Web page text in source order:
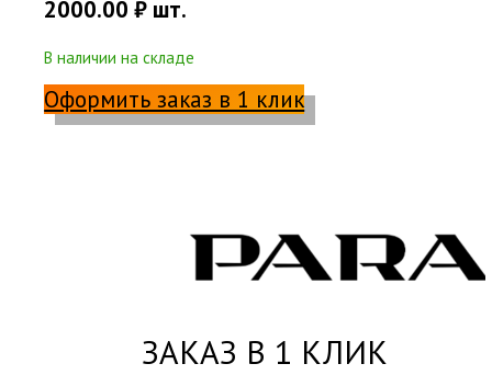
2000.00₽ шт.
В наличии на складе
Оформить заказ в 1 клик
ЗАКАЗ В 1 КЛИК